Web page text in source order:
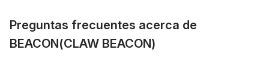
Preguntas frecuentes acerca de
BEACON(CLAW BEACON)